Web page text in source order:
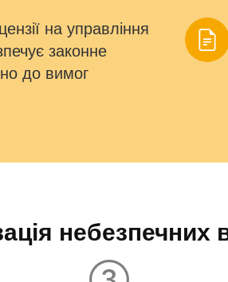
на управління
законне
до вимог
небезпечних